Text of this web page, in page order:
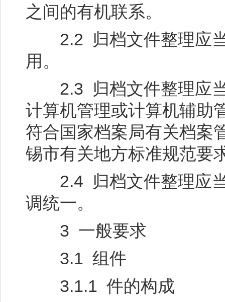
之间的有机联系。
2.2 归档文件整理应当
用。
2.3 归档文件整理应当
计算机管理或计算机辅助
符合国家档案局有关档案
锡市有关地方标准规范要
2.4 归档文件整理应当
调统一。
3 一般要求
3.1 组件
3.1.1 件的构成